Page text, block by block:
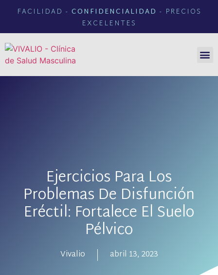
FACILIDAD - CONFIDENCIALIDAD - PRECIOS
EXCELENTES
Ejercicios Para Los
Problemas De Disfunción
Eréctil: Fortalece El Suelo
Pélvico
Vivalio abril 13, 2023